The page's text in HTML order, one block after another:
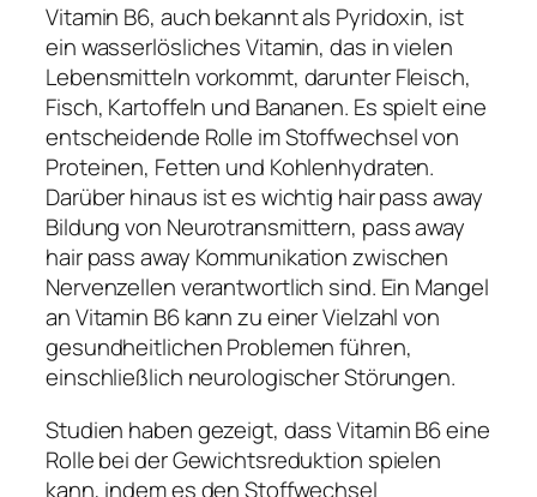
Vitamin B6, auch bekannt als Pyridoxin, ist
ein wasserlösliches Vitamin, das in vielen
Lebensmitteln vorkommt, darunter Fleisch,
Fisch, Kartoffeln und Bananen. Es spielt eine
entscheidende Rolle im Stoffwechsel von
Proteinen, Fetten und Kohlenhydraten.
Darüber hinaus ist es wichtig hair pass away
Bildung von Neurotransmittern, pass away
hair pass away Kommunikation zwischen
Nervenzellen verantwortlich sind. Ein Mangel
an Vitamin B6 kann zu einer Vielzahl von
gesundheitlichen Problemen führen,
einschließlich neurologischer Störungen.
Studien haben gezeigt, dass Vitamin B6 eine
Rolle bei der Gewichtsreduktion spielen
kann, indem es den Stoffwechsel